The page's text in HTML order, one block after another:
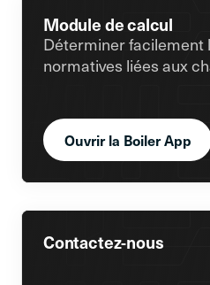
Module de calcul
Déterminer facilement
normatives liées aux
Ouvrir la Boiler App
Contactez-nous